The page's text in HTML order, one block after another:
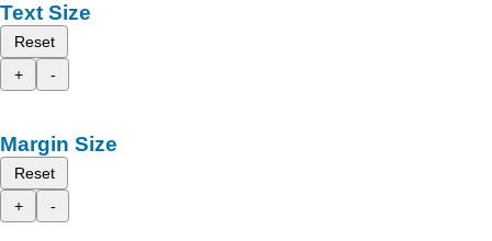
Text Size
Reset
+
-
Margin Size
Reset
+
-